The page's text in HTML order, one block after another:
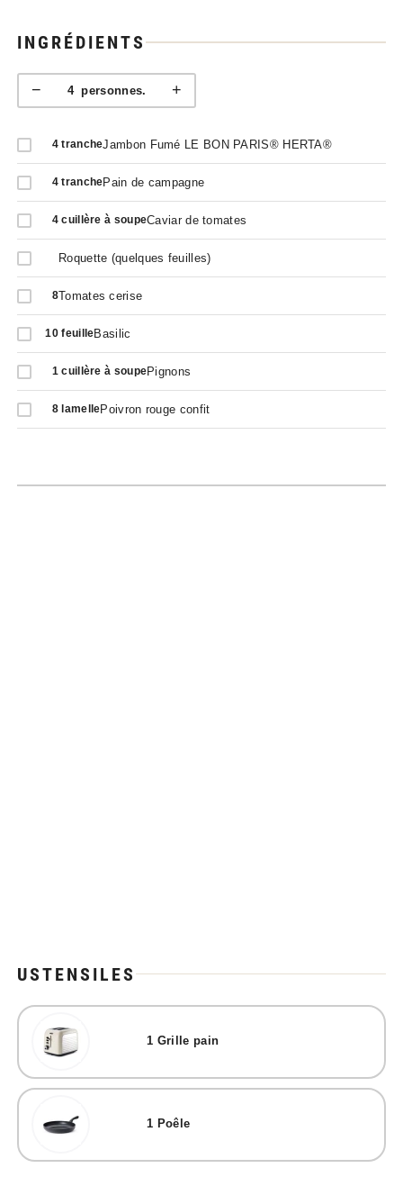
INGRÉDIENTS
− 4personnes. +
4 trancheJambon Fumé LE BON PARIS® HERTA®
4 tranchePain de campagne
4 cuillère à soupeCaviar de tomates
Roquette (quelques feuilles)
8Tomates cerise
10 feuilleBasilic
1 cuillère à soupePignons
8 lamellePoivron rouge confit
USTENSILES
1 Grille pain
1 Poêle